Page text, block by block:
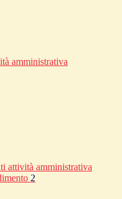
amministrativa
attività amministrativa
2